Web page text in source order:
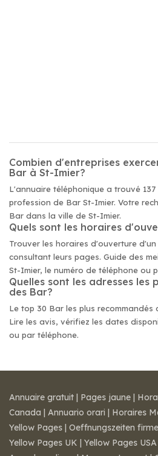
Combien d'entreprises
Bar à St-Imier?
L'annuaire téléphonique a trouvé
profession de Bar St-Imier. Votre
Bar dans la ville de St-Imier.
Quels sont les horaires
Trouver les horaires d'ouverture
consultant leurs pages. Guide des
St-Imier, le numéro de téléphone ou
Quelles sont les adresses les
des Bar?
Le top 30 Bar les plus
Lire les avis, vérifiez les dates
ou par téléphone.
Annuaire gratuit | Pages jaune |
Canada | Annuario orari | Horaires
Yellow Pages | Oeffnungszeiten
Yellow Pages UK | Yellow Pages USA